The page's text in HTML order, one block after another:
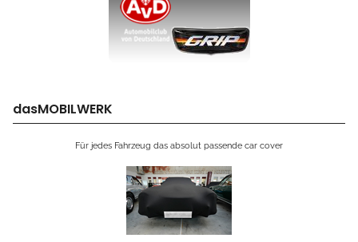
dasMOBILWERK
Für jedes Fahrzeug das absolut passende car cover